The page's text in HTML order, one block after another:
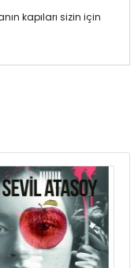
kapıları sizin için